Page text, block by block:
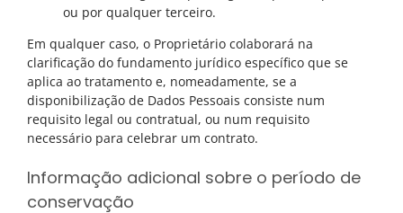
ou por qualquer terceiro.
Em qualquer caso, o Proprietário colaborará na
clarificação do fundamento jurídico específico que se
aplica ao tratamento e, nomeadamente, se a
disponibilização de Dados Pessoais consiste num
requisito legal ou contratual, ou num requisito
necessário para celebrar um contrato.
Informação adicional sobre o período de
conservação